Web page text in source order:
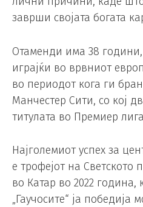
заврши својата богата
Отаменди има 38
играјќи во врвниот
во периодот кога ги
Манчестер Сити, со кој
титулата во Премиер
Најголемиот успех за
е трофејот на Светското
во Катар во 2022 година,
„Гаучосите“ ја